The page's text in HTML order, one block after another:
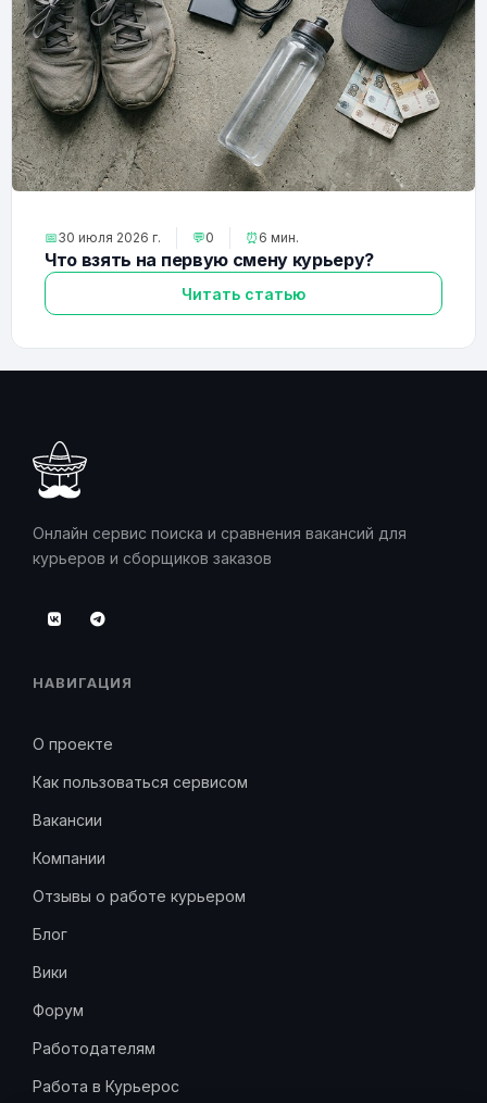
📅30 июля 2026 г. 💬0 ⏰ 6 мин.
Что взять на первую смену курьеру?
Читать статью
Онлайн сервис поиска и сравнения вакансий для
курьеров и сборщиков заказов
НАВИГАЦИЯ
О проекте
Как пользоваться сервисом
Вакансии
Компании
Отзывы о работе курьером
Блог
Вики
Форум
Работодателям
Работа в Курьерос